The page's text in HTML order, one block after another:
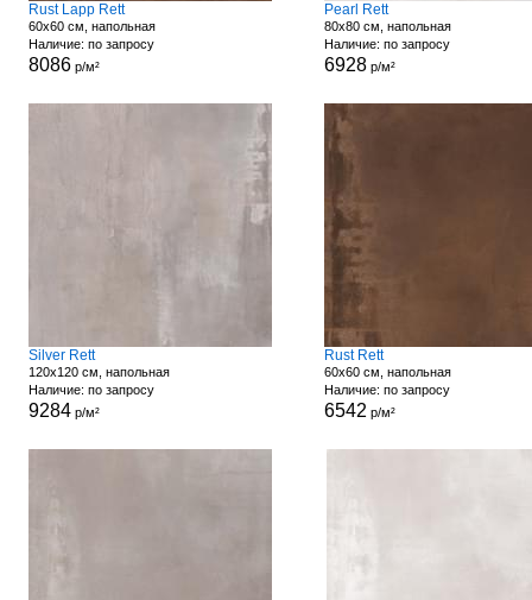
Rust Lapp Rett
60x60 см, напольная
Наличие: по запросу
8086р/м²
Pearl Rett
80x80 см, напольная
Наличие: по запросу
6928р/м²
Silver Rett
120x120 см, напольная
Наличие: по запросу
9284р/м²
Rust Rett
60x60 см, напольная
Наличие: по запросу
6542 р/м²